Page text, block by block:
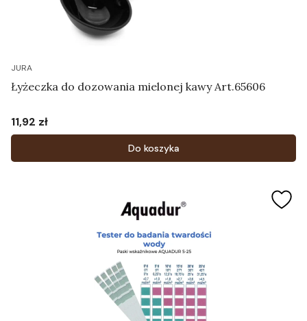
JURA
Łyżeczka do dozowania mielonej kawy Art.65606
Cena
11,92 zł
Do koszyka